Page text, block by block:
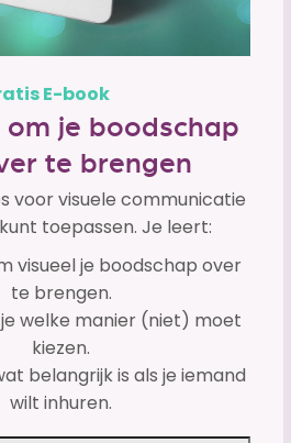
E-book
je boodschap
te brengen
voor visuele communicatie
toepassen. Je leert:
visueel je boodschap over
te brengen.
welke manier (niet) moet
kiezen.
belangrijk is als je iemand
wilt inhuren.